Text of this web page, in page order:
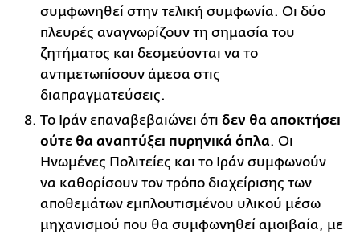
συμφωνηθεί στην τελική συμφωνία. Οι δύο
πλευρές αναγνωρίζουν τη σημασία του
ζητήματος και δεσμεύονται να το
αντιμετωπίσουν άμεσα στις
διαπραγματεύσεις.
Το Ιράν επαναβεβαιώνει ότι δεν θα αποκτήσει
ούτε θα αναπτύξει πυρηνικά όπλα. Οι
Ηνωμένες Πολιτείες και το Ιράν συμφωνούν
να καθορίσουν τον τρόπο διαχείρισης των
αποθεμάτων εμπλουτισμένου υλικού μέσω
μηχανισμού που θα συμφωνηθεί αμοιβαία, με